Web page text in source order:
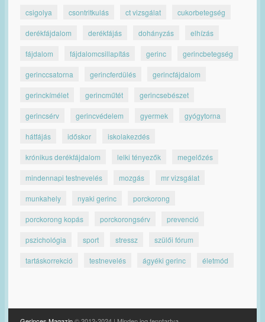
csigolya csontritkulás ct vizsgálat cukorbetegség
derékfájdalom derékfájás dohányzás elhízás
fájdalom fájdalomcsillapítás gerinc gerincbetegség
gerinccsatorna gerincferdülés gerincfájdalom
gerinckímélet gerincműtét gerincsebészet
gerincsérv gerincvédelem gyermek gyógytorna
hátfájás időskor iskolakezdés
krónikus derékfájdalom lelki tényezők megelőzés
mindennapi testnevelés mozgás mr vizsgálat
munkahely nyaki gerinc porckorong
porckorong kopás porckorongsérv prevenció
pszichológia sport stressz szülői fórum
tartáskorrekció testnevelés ágyéki gerinc életmód